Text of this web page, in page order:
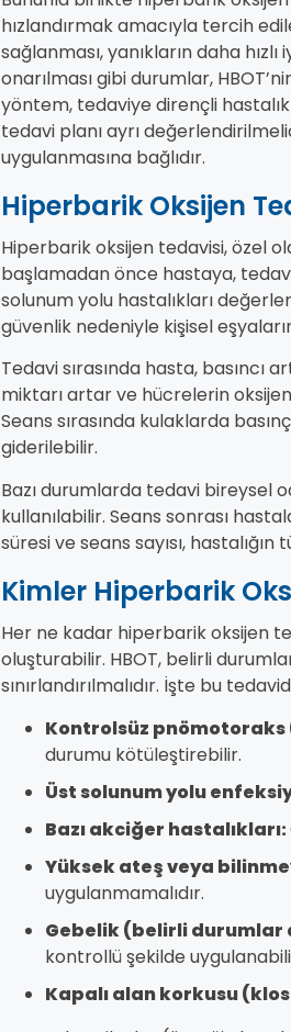
hızlandırmak amacıyla tercih
sağlanması, yanıkların daha
onarılması gibi durumlar,
yöntem, tedaviye dirençli
tedavi planı ayrı
uygulanmasına bağlıdır.
Hiperbarik Oksijen
Hiperbarik oksijen tedavisi, özel
başlamadan önce hastaya,
solunum yolu hastalıkları
güvenlik nedeniyle kişisel
Tedavi sırasında hasta, basıncı
miktarı artar ve hücrelerin
Seans sırasında kulaklarda
giderilebilir.
Bazı durumlarda tedavi bireysel
kullanılabilir. Seans sonrası
süresi ve seans sayısı,
Kimler Hiperbarik
Her ne kadar hiperbarik oksijen
oluşturabilir. HBOT, belirli
sınırlandırılmalıdır. İşte bu
Kontrolsüz
durumu kötüleştirebilir.
Üst solunum yolu
Bazı akciğer hastalıkları:
Yüksek ateş veya
uygulanmamalıdır.
Gebelik (belirli durumlar
kontrollü şekilde
Kapalı alan korkusu